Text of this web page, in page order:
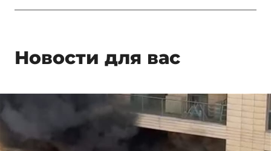
Новости для вас